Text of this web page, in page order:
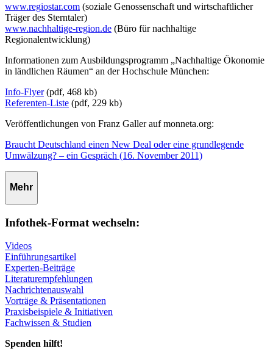
www.regiostar.com (soziale Genossenschaft und wirtschaftlicher
Träger des Sterntaler)
www.nachhaltige-region.de (Büro für nachhaltige
Regionalentwicklung)
Informationen zum Ausbildungsprogramm „Nachhaltige Ökonomie
in ländlichen Räumen“ an der Hochschule München:
Info-Flyer(pdf, 468 kb)
Referenten-Liste (pdf, 229 kb)
Veröffentlichungen von Franz Galler auf monneta.org:
Braucht Deutschland einen New Deal oder eine grundlegende
Umwälzung? – ein Gespräch (16. November 2011)
Mehr
Infothek-Format wechseln:
Videos
Einführungsartikel
Experten-Beiträge
Literaturempfehlungen
Nachrichtenauswahl
Vorträge & Präsentationen
Praxisbeispiele & Initiativen
Fachwissen & Studien
Spenden hilft!